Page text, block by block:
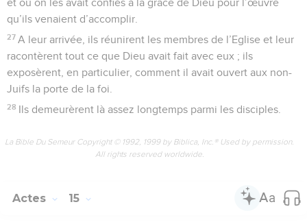
et où on les avait confiés à la grâce de Dieu pour l’œuvre
qu’ils venaient d’accomplir.
27 A leur arrivée, ils réunirent les membres de l’Eglise et leur
racontèrent tout ce que Dieu avait fait avec eux ; ils
exposèrent, en particulier, comment il avait ouvert aux non-
Juifs la porte de la foi.
28 Ils demeurèrent là assez longtemps parmi les disciples.
La Bible Du Semeur Copyright © 1992, 1999 by Biblica, Inc.® Used by permission.
All rights reserved worldwide.
Actes 15